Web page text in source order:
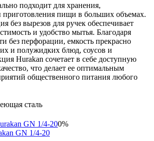
подходит для хранения,
приготовления пищи в больших объемах.
без вырезов для ручек обеспечивает
и удобство мытья. Благодаря
без перфорации, емкость прекрасно
и полужидких блюд, соусов и
Hurakan сочетает в себе доступную
что делает ее оптимальным
общественного питания любого
сталь
0%
GN 1/4-20